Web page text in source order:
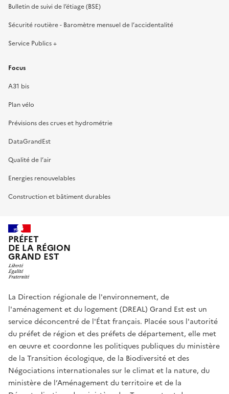
Bulletin de suivi de l’étiage (BSE)
Sécurité routière - Baromètre mensuel de l’accidentalité
Service Publics +
Focus
A31 bis
Plan vélo
Prévisions des crues et hydrométrie
DataGrandEst
Qualité de l’air
Energies renouvelables
Construction et bâtiment durables
PRÉFET
DE LA RÉGION
GRAND EST
La Direction régionale de l'environnement, de
l'aménagement et du logement (DREAL) Grand Est est un
service déconcentré de l'État français. Placée sous l'autorité
du préfet de région et des préfets de département, elle met
en œuvre et coordonne les politiques publiques du ministère
de la Transition écologique, de la Biodiversité et des
Négociations internationales sur le climat et la nature, du
ministère de l’Aménagement du territoire et de la